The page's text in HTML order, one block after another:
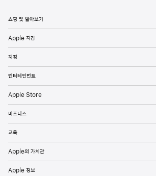
l쇼핑 및 알아보기
Apple 지갑
계정
엔터테인먼트
Apple Store
비즈니스
교육
Apple의 가치관
Apple 정보